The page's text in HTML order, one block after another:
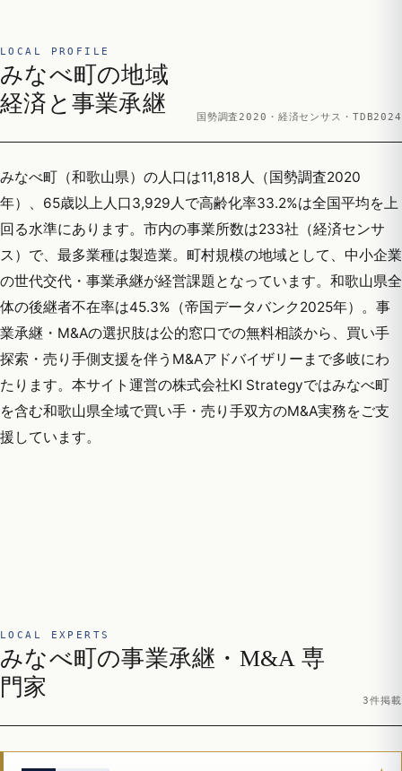
LOCAL PROFILE
みなべ町の地域
経済と事業承継
国勢調査2020・経済センサス・TDB2024
みなべ町（和歌山県）の人口は11,818人（国勢調査2020
年）、65歳以上人口3,929人で高齢化率33.2%は全国平均を上
回る水準にあります。市内の事業所数は233社（経済センサ
ス）で、最多業種は製造業。町村規模の地域として、中小企業
の世代交代・事業承継が経営課題となっています。和歌山県全
体の後継者不在率は45.3%（帝国データバンク2025年）。事
業承継・M&Aの選択肢は公的窓口での無料相談から、買い手
探索・売り手側支援を伴うM&Aアドバイザリーまで多岐にわ
たります。本サイト運営の株式会社KI Strategyではみなべ町
を含む和歌山県全域で買い手・売り手双方のM&A実務をご支
援しています。
LOCAL EXPERTS
みなべ町の事業承継・M&A 専
門家
3件掲載